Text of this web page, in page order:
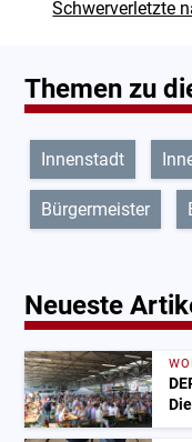
Schwerverletzte
Themen zu
Innenstadt
Bürgermeister
Neueste